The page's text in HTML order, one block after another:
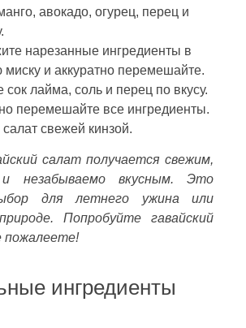
авокадо, огурец, перец и
нарезанные ингредиенты в
и аккуратно перемешайте.
сок лайма, соль и перец по вкусу.
перемешайте все ингредиенты.
салат свежей кинзой.
салат получается свежим,
незабываемо вкусным. Это
для летнего ужина или
Попробуйте гавайский
пожалеете!
ингредиенты